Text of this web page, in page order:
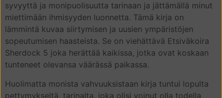
syvyyttä ja monipuolisuutta tarinaan ja jättämällä minut
miettimään ihmisyyden luonnetta. Tämä kirja on
lämmintä kuvaa siirtymisen ja uusien ympäristöjen
sopeutumisen haasteista. Se on viehättävä Etsiväkoira
Sherdock 5 joka herättää kaikissa, jotka ovat koskaan
tunteneet olevansa väärässä paikassa.
Huolimatta monista vahvuuksistaan kirja tuntui lopulta
pettymykseltä, tarinalta, joka olisi voinut olla todella